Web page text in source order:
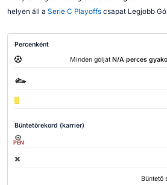
helyen áll a Serie C Playoffscsapat Legjobb
Percenként
Minden góljátN/A perces
Büntetőrekord (karrier)
PEN
Büntető